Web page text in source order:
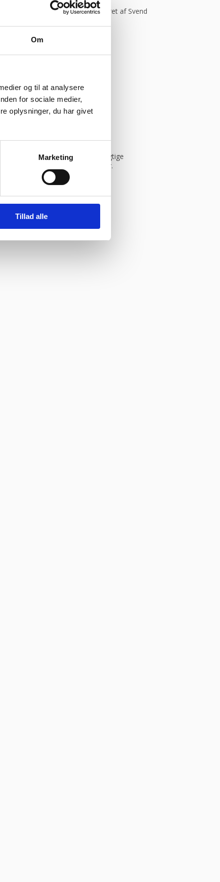
Om
og til at analysere
for sociale medier,
oplysninger, du har givet
Marketing
Tillad alle
helt sikkert igen.” Vurderet af Svend
og vi sikrer dig derfor de rigtige
leverandør inden for bageriudstyr.